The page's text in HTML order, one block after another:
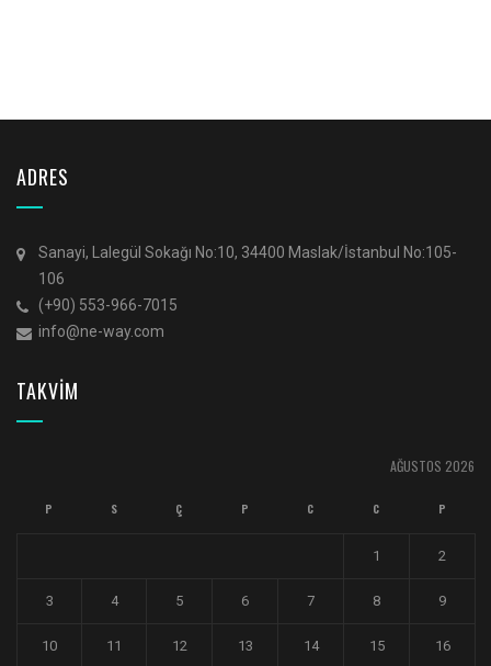
ADRES
Sanayi, Lalegül Sokağı No:10, 34400 Maslak/İstanbul No:105-
106
(+90) 553-966-7015
info@ne-way.com
TAKVİM
AĞUSTOS 2026
P S Ç P C C P
1 2
3 4 5 6 7 8 9
10 11 12 13 14 15 16